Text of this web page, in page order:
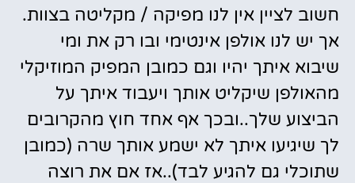
חשוב לציין אין לנו מפיקה / מקליטה בצוות.
אך יש לנו אולפן אינטימי ובו רק את ומי
שיבוא איתך יהיו וגם כמובן המפיק המוזיקלי
מהאולפן שיקליט אותך ויעבוד איתך על
הביצוע שלך..ובכך אף אחד חוץ מהקרובים
לך שיגיעו איתך לא ישמע אותך שרה (כמובן
שתוכלי גם להגיע לבד)..אז אם את רוצה